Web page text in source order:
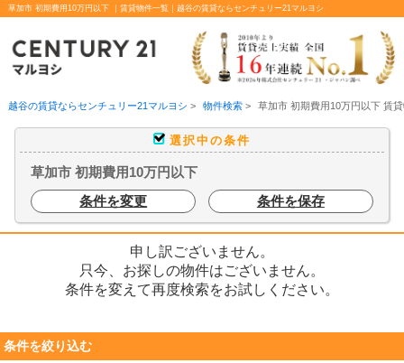
草加市 初期費用10万円以下 ｜賃貸物件一覧｜越谷の賃貸ならセンチュリー21マルヨシ
越谷の賃貸ならセンチュリー21マルヨシ > 物件検索> 草加市 初期費用10万円以下 賃
選択中の条件
草加市 初期費用10万円以下
条件を変更
条件を保存
申し訳ございません。
只今、お探しの物件はございません。
条件を変えて再度検索をお試しください。
条件を絞り込む